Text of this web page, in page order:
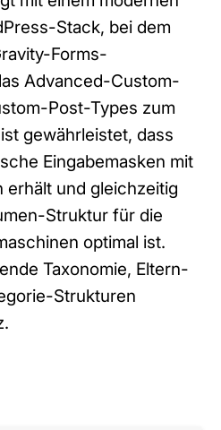
Stack, bei dem
Forms-
Advanced-Custom-
Post-Types zum
gewährleistet, dass
Eingabemasken mit
erhält und gleichzeitig
Struktur für die
optimal ist.
Taxonomie, Eltern-
Strukturen